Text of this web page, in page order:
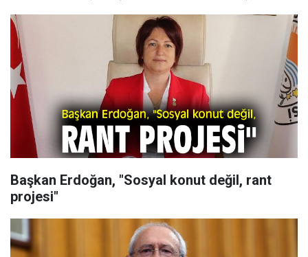
Başkan Erdoğan, "Sosyal konut değil, rant
projesi"